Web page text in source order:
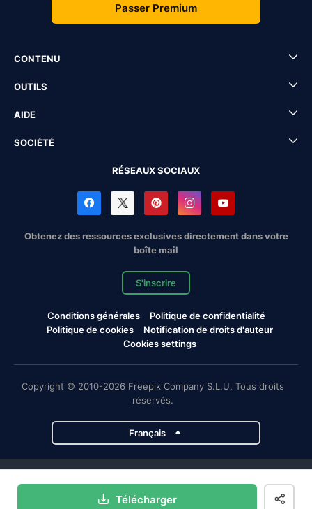
Télécharger
Passer Premium
CONTENU
OUTILS
AIDE
SOCIÉTÉ
RÉSEAUX SOCIAUX
Obtenez des ressources exclusives directement dans votre
boîte mail
S'inscrire
Conditions générales
Politique de confidentialité
Politique de cookies
Notification de droits d'auteur
Cookies settings
Copyright © 2010-2026 Freepik Company S.L.U. Tous droits
réservés.
Français